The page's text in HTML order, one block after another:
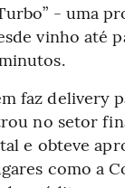
- uma
vinho até
faz delivery
no setor
e obteve
como a